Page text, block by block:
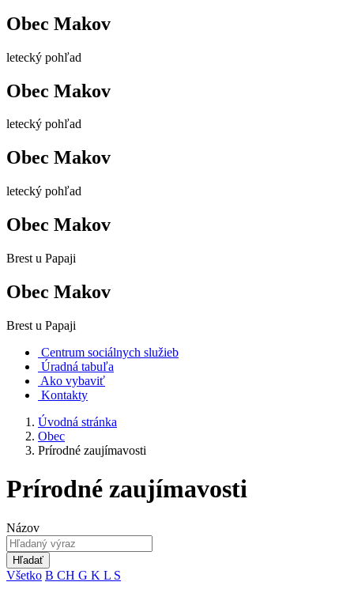
Obec Makov
letecký pohľad
Obec Makov
letecký pohľad
Obec Makov
letecký pohľad
Obec Makov
Brest u Papaji
Obec Makov
Brest u Papaji
Centrum sociálnych služieb
Úradná tabuľa
Ako vybaviť
Kontakty
Úvodná stránka
Obec
Prírodné zaujímavosti
Prírodné zaujímavosti
Názov
Hľadať
Všetko B CH G K L S